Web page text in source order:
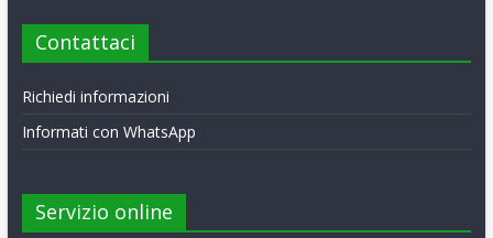
Contattaci
Richiedi informazioni
Informati con WhatsApp
Servizio online